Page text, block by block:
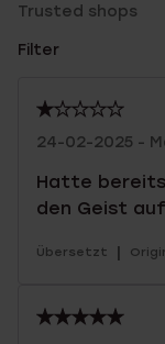
Trusted shops
Filter
24-02-2025 -
Hatte bereits
den Geist
Übersetzt |